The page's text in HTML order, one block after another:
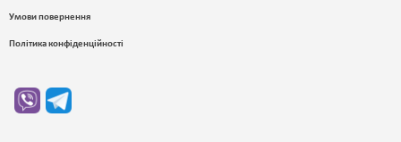
Умови повернення
Політика конфіденційності